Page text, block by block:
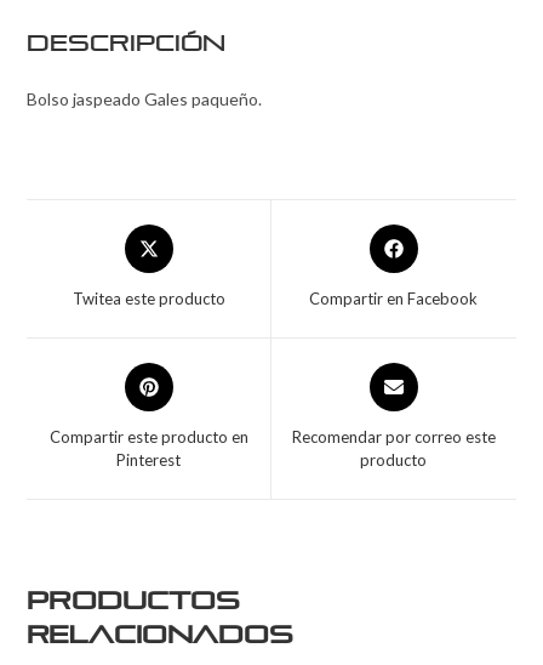
Descripción
Bolso jaspeado Gales paqueño.
Twitea este producto Compartir en Facebook
Compartir este producto en
Pinterest
Recomendar por correo este
producto
Productos
relacionados